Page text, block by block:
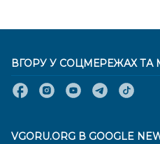
ВГОРУ У СОЦМЕРЕЖАХ ТА
VGORU.ORG В GOOGLE